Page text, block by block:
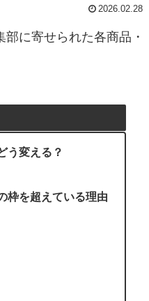
2026.02.28
に寄せられた各商品・
う変える？
枠を超えている理由